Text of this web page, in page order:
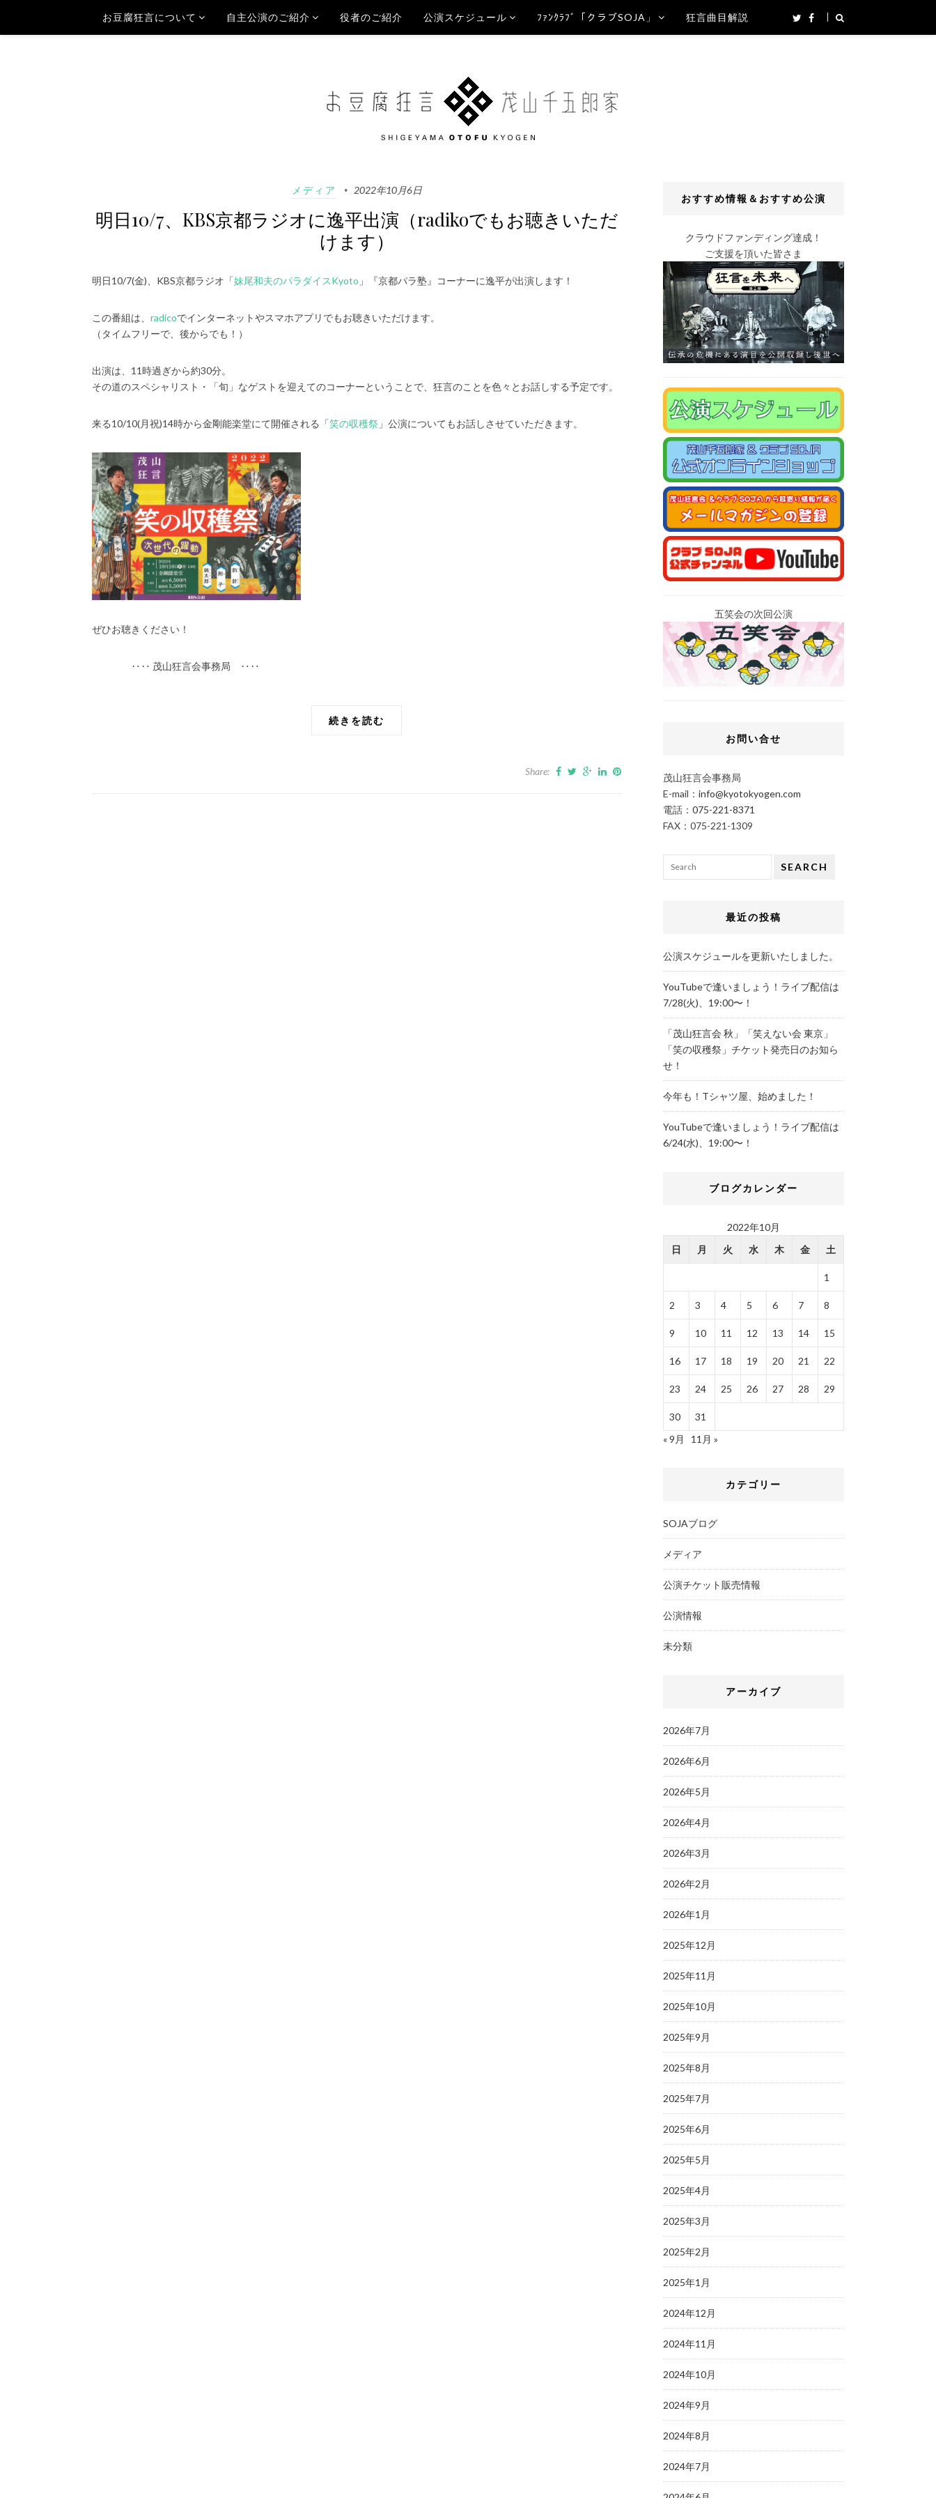
お豆腐狂言について 自主公演のご紹介 役者のご紹介 公演スケジュール ﾌｧﾝｸﾗﾌﾞ「クラブSOJA」 狂言曲目解説
メディア 2022年10月6日
明日10/7、KBS京都ラジオに逸平出演（radikoでもお聴きいただ
けます）
明日10/7(金)、KBS京都ラジオ「妹尾和夫のパラダイスKyoto 」『京都パラ塾』コーナーに逸平が出演します！
この番組は、 radicoでインターネットやスマホアプリでもお聴きいただけます。
（タイムフリーで、後からでも！）
出演は、11時過ぎから約30分。
その道のスペシャリスト・「旬」なゲストを迎えてのコーナーということで、狂言のことを色々とお話しする予定です。
来る10/10(月祝)14時から金剛能楽堂にて開催される「笑の収穫祭 」公演についてもお話しさせていただきます。
ぜひお聴きください！
‥‥ 茂山狂言会事務局 ‥‥
続きを読む
Share:
おすすめ情報＆おすすめ公演
クラウドファンディング達成！
ご支援を頂いた皆さま
五笑会の次回公演
お問い合せ
茂山狂言会事務局
E-mail： info@kyotokyogen.com
電話： 075-221-8371
FAX：075-221-1309
SEARCH
最近の投稿
公演スケジュールを更新いたしました。
YouTubeで逢いましょう！ライブ配信は
7/28(火)、19:00〜！
「茂山狂言会 秋」「笑えない会 東京」
「笑の収穫祭」チケット発売日のお知ら
せ！
今年も！Tシャツ屋、始めました！
YouTubeで逢いましょう！ライブ配信は
6/24(水)、19:00〜！
ブログカレンダー
2022年10月
日
月 火 水 木 金 土
1
2 3 4 5 6 7 8
9 10 11 12 13 14 15
16 17 18 19 20 21 22
23 24 25 26 27 28 29
30
31
« 9月
11月 »
カテゴリー
SOJAブログ
メディア
公演チケット販売情報
公演情報
未分類
アーカイブ
2026年7月
2026年6月
2026年5月
2026年4月
2026年3月
2026年2月
2026年1月
2025年12月
2025年11月
2025年10月
2025年9月
2025年8月
2025年7月
2025年6月
2025年5月
2025年4月
2025年3月
2025年2月
2025年1月
2024年12月
2024年11月
2024年10月
2024年9月
2024年8月
2024年7月